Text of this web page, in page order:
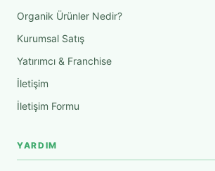
Organik Ürünler Nedir?
Kurumsal Satış
Yatırımcı & Franchise
İletişim
İletişim Formu
YARDIM